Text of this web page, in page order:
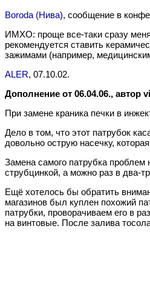
Boroda (Нива), сообщение в
ИМХО: проще все-таки сразу
рекомендуется ставить
зажимами (например,
ALER, 07.10.02.
Дополнение от 06.04.06., автор
При замене краника печки в
Дело в том, что этот патрубок
довольно острую насечку,
Замена самого патрубка
струбцинкой, а можно раз в два-
Ещё хотелось бы обратить
магазинов был куплен похожий
патрубки, проворачиваем его в
на винтовые. После залива